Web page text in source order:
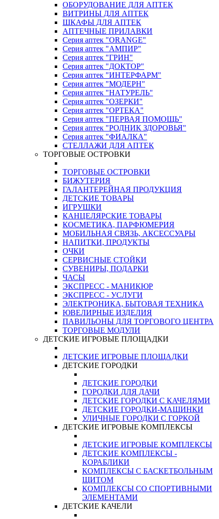
ОБОРУДОВАНИЕ ДЛЯ АПТЕК
ВИТРИНЫ ДЛЯ АПТЕК
ШКАФЫ ДЛЯ АПТЕК
АПТЕЧНЫЕ ПРИЛАВКИ
Серия аптек "ORANGE"
Серия аптек "АМПИР"
Серия аптек "ГРИН"
Серия аптек "ДОКТОР"
Серия аптек "ИНТЕРФАРМ"
Серия аптек "МОДЕРН"
Серия аптек "НАТУРЕЛЬ"
Серия аптек "ОЗЕРКИ"
Серия аптек "ОРТЕКА"
Серия аптек "ПЕРВАЯ ПОМОЩЬ"
Серия аптек "РОДНИК ЗДОРОВЬЯ"
Серия аптек "ФИАЛКА"
СТЕЛЛАЖИ ДЛЯ АПТЕК
ТОРГОВЫЕ ОСТРОВКИ
ТОРГОВЫЕ ОСТРОВКИ
БИЖУТЕРИЯ
ГАЛАНТЕРЕЙНАЯ ПРОДУКЦИЯ
ДЕТСКИЕ ТОВАРЫ
ИГРУШКИ
КАНЦЕЛЯРСКИЕ ТОВАРЫ
КОСМЕТИКА, ПАРФЮМЕРИЯ
МОБИЛЬНАЯ СВЯЗЬ, АКСЕССУАРЫ
НАПИТКИ, ПРОДУКТЫ
ОЧКИ
СЕРВИСНЫЕ СТОЙКИ
СУВЕНИРЫ, ПОДАРКИ
ЧАСЫ
ЭКСПРЕСС - МАНИКЮР
ЭКСПРЕСС - УСЛУГИ
ЭЛЕКТРОНИКА, БЫТОВАЯ ТЕХНИКА
ЮВЕЛИРНЫЕ ИЗДЕЛИЯ
ПАВИЛЬОНЫ ДЛЯ ТОРГОВОГО ЦЕНТРА
ТОРГОВЫЕ МОДУЛИ
ДЕТСКИЕ ИГРОВЫЕ ПЛОЩАДКИ
ДЕТСКИЕ ИГРОВЫЕ ПЛОЩАДКИ
ДЕТСКИЕ ГОРОДКИ
ДЕТСКИЕ ГОРОДКИ
ГОРОДКИ ДЛЯ ДАЧИ
ДЕТСКИЕ ГОРОДКИ С КАЧЕЛЯМИ
ДЕТСКИЕ ГОРОДКИ-МАШИНКИ
УЛИЧНЫЕ ГОРОДКИ С ГОРКОЙ
ДЕТСКИЕ ИГРОВЫЕ КОМПЛЕКСЫ
ДЕТСКИЕ ИГРОВЫЕ КОМПЛЕКСЫ
ДЕТСКИЕ КОМПЛЕКСЫ -
КОРАБЛИКИ
КОМПЛЕКСЫ С БАСКЕТБОЛЬНЫМ
ЩИТОМ
КОМПЛЕКСЫ СО СПОРТИВНЫМИ
ЭЛЕМЕНТАМИ
ДЕТСКИЕ КАЧЕЛИ